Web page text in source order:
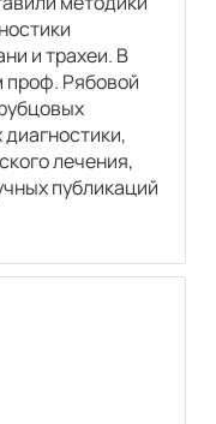
и трахеи. В
проф. Рябовой
диагностики,
лечения,
публикаций